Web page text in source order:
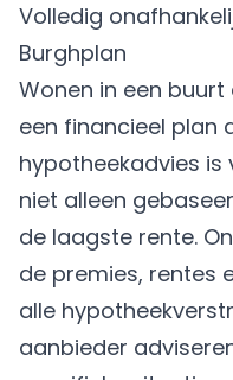
Volledig
Burghplan
Wonen in een
een financieel plan
hypotheekadvies is
niet alleen
de laagste rente.
de premies, rentes
alle
aanbieder